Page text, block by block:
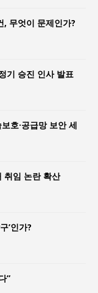
, 무엇이 문제인가?
기 승진 인사 발표
호·공급망 보안 세
취임 논란 확산
’인가?
”